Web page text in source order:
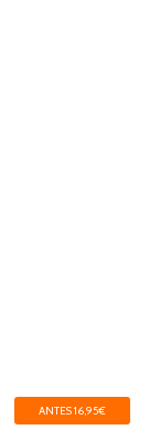
ANTES 16,95€